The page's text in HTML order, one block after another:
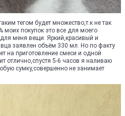
тегом будет множество,т.к не так
моих покупок это все для моего
меня вещи. Яркий,красивый и
заявлен объём 330 мл. Но по факту
на приготовление смеси и одной
отлично,спустя 5-6 часов я наливаю
сумку,совершенно не занимает